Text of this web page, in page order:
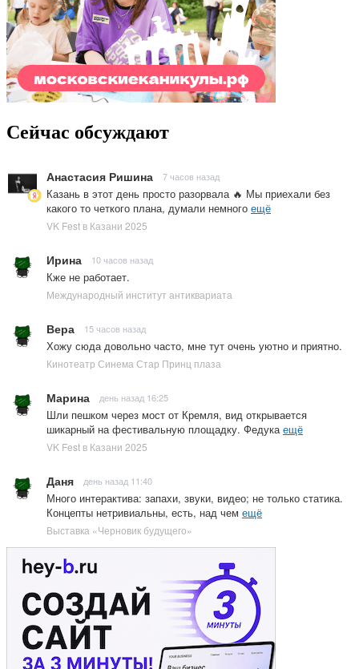
Сейчас обсуждают
Анастасия Ришина 7 часов назад
Казань в этот день просто разорвала 🔥 Мы приехали без
какого то четкого плана, думали немного ещё
VK Fest в Казани 2025
Ирина 10 часов назад
Кже не работает.
Международный институт антиквариата
Вера 15 часов назад
Хожу сюда довольно часто, мне тут очень уютно и приятно.
Кинотеатр Синема Стар Принц плаза
Марина день назад 16:25
Шли пешком через мост от Кремля, вид открывается
шикарный на фестивальную площадку. Федука ещё
VK Fest в Казани 2025
Даня день назад 11:40
Много интерактива: запахи, звуки, видео; не только статика.
Концепты нетривиальны, есть, над чем ещё
Выставка «Черновик будущего»